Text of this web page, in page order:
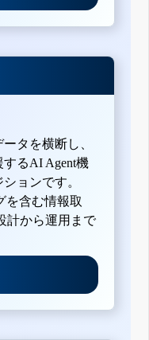
タを横断し、
るAI Agent機
ョンです。
を含む情報取
計から運用まで